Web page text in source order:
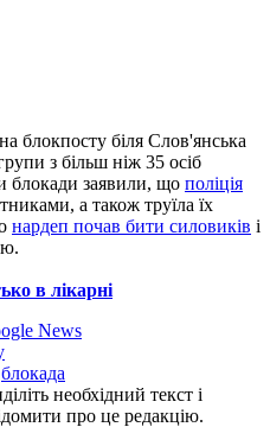
блокпосту біля Слов'янська
з більш ніж 35 осіб
блокади заявили, що поліція
а також труїла їх
нардеп почав бити силовиків і
в лікарні
News
блокада
необхідний текст і
про це редакцію.